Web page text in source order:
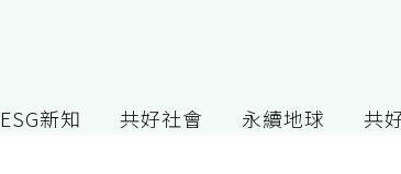
ESG新知 共好社會 永續地球 共